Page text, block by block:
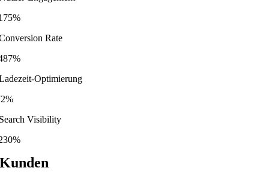
Rate
Optimierung
Visibility
Kunden